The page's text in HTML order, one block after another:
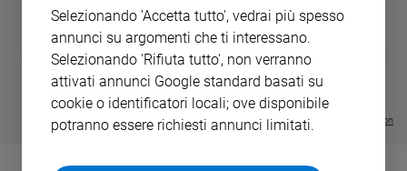
Migranti
Cultura
spettacoli
LE GRANDI BASILICHE ITALIANE
- VOL DA 1 AL 5
€ 64,50
€ 8,90
- € 8,90
Visualizza tutte le collection
Selezionando 'Accetta tutto', vedrai più spesso
annunci su argomenti che ti interessano.
Selezionando 'Rifiuta tutto', non verranno
attivati annunci Google standard basati su
cookie o identificatori locali; ove disponibile
potranno essere richiesti annunci limitati.